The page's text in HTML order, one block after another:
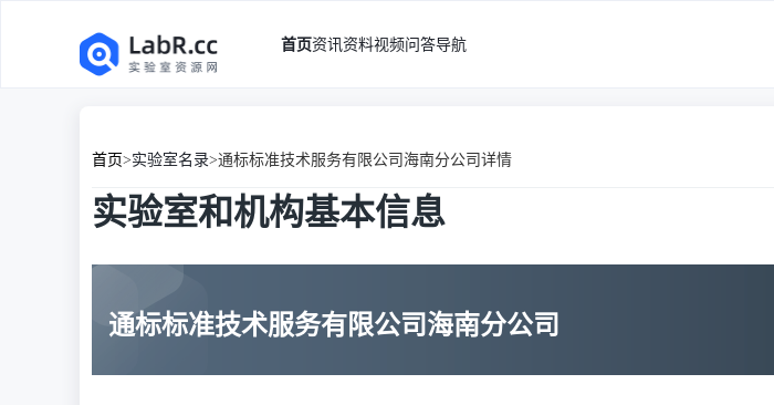
首页资讯资料视频问答导航
首页>实验室名录>通标标准技术服务有限公司海南分公司详情
实验室和机构基本信息
通标标准技术服务有限公司海南分公司